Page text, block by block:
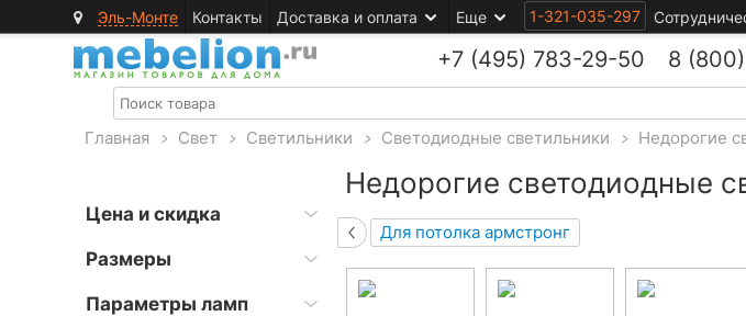
Эль-Монте Контакты Доставка и оплата Еще 1-321-035-297
+7 (495) 783-29-50 8 (800)
Главная > Свет > Светильники > Светодиодные светильники > Недорогие
Цена и скидка
Размеры
Параметры ламп
Недорогие светодиодные
Для потолка армстронг